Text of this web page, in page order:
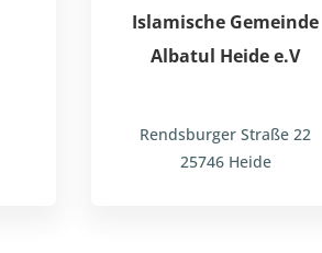
Islamische Gemeinde
Albatul Heidee.V
Rendsburger Straße 22
25746 Heide